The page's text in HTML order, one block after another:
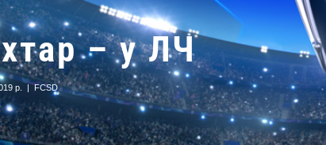
– у ЛЧ
р. | FCSD